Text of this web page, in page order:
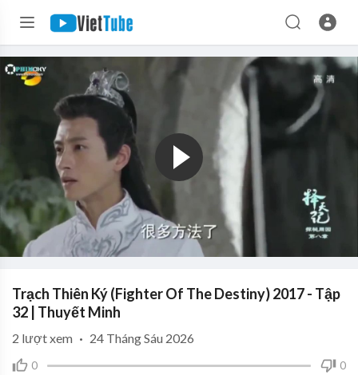
Trạch Thiên Ký (Fighter Of The Destiny) 2017 - Tập
32 | Thuyết Minh
0 0
2 lượt xem · 24 Tháng Sáu 2026